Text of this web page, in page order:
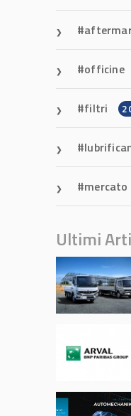
officine
filtri
Ultimi